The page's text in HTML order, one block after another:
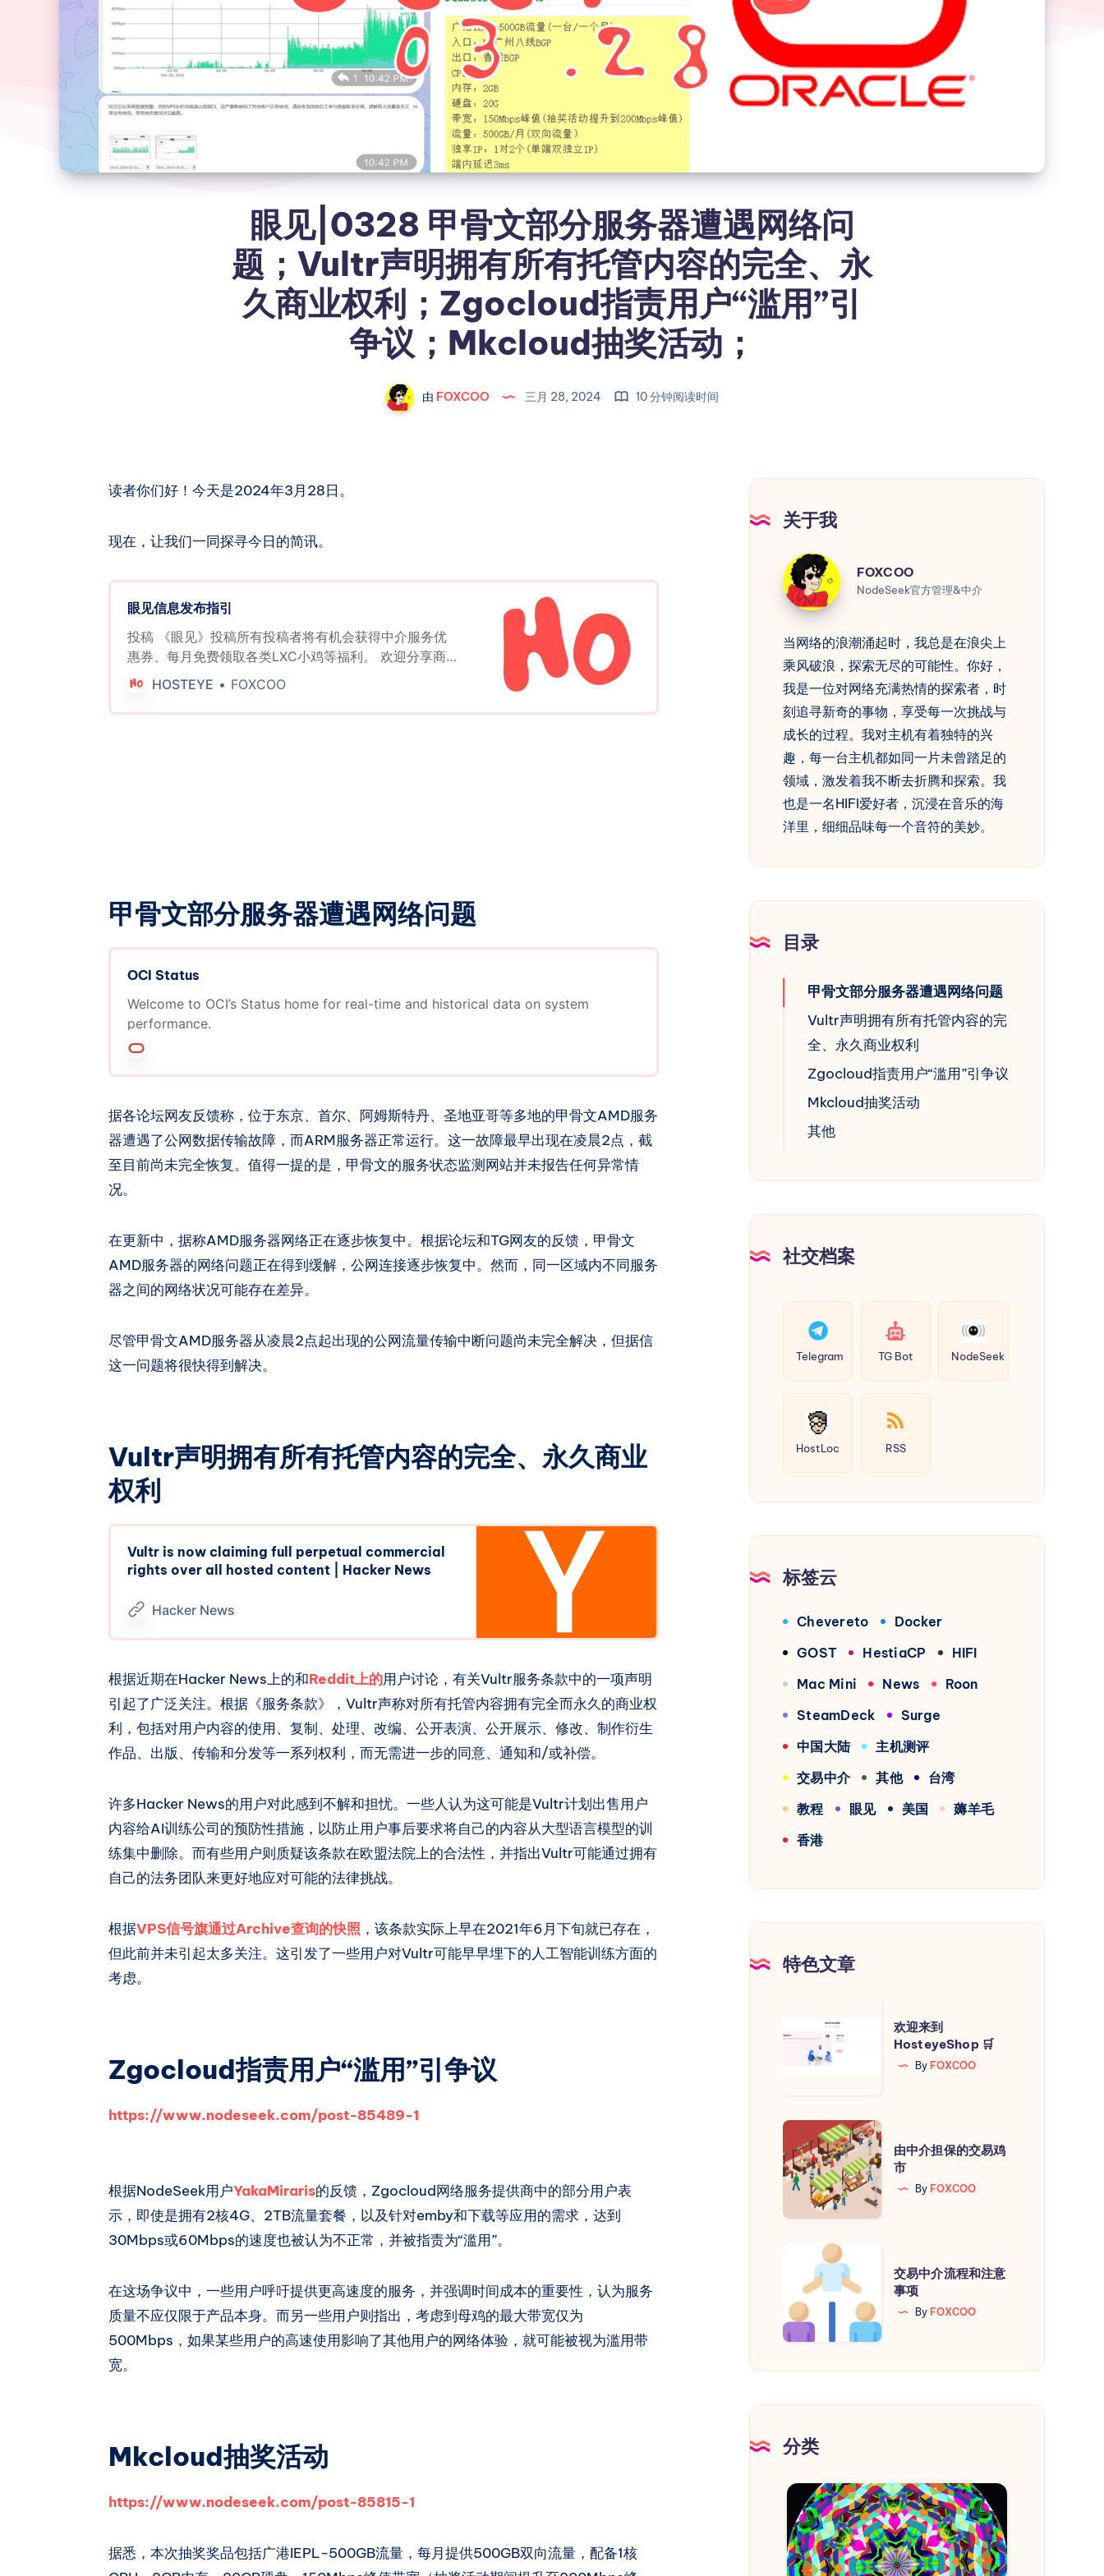
眼见|0328 甲骨文部分服务器遭遇网络问
题；Vultr声明拥有所有托管内容的完全、永
久商业权利；Zgocloud指责用户“滥用”引
争议；Mkcloud抽奖活动；
由 FOXCOO 三月 28, 2024 10 分钟阅读时间
读者你们好！今天是2024年3月28日。
现在，让我们一同探寻今日的简讯。
眼见信息发布指引
投稿 《眼见》投稿所有投稿者将有机会获得中介服务优
惠券、每月免费领取各类LXC小鸡等福利。 欢迎分享商家
活动、最新产品发布、商家/行业八卦、传家宝出售/交
易、开源项目介绍、新脚本推荐、教程推荐以及薅羊毛的
方法等等内容。请发挥你的创意。稿件内容不必限于即时
垃圾投稿数量，进行如下奖励分配： * 最多投稿数量的个
人将获得一个月的等级一的自选LXC小鸡。 * 排位第二和
第三的个人将分别获得一张中介服务免费优惠券。 月度
被采纳投稿数量统计奖励： * 每月最后一天，根据后台统
HOSTEYE FOXCOO
甲骨文部分服务器遭遇网络问题
OCI Status
Welcome to OCI’s Status home for real-time and historical data on system
performance.
据各论坛网友反馈称，位于东京、首尔、阿姆斯特丹、圣地亚哥等多地的甲骨文AMD服务
器遭遇了公网数据传输故障，而ARM服务器正常运行。这一故障最早出现在凌晨2点，截
至目前尚未完全恢复。值得一提的是，甲骨文的服务状态监测网站并未报告任何异常情
况。
在更新中，据称AMD服务器网络正在逐步恢复中。根据论坛和TG网友的反馈，甲骨文
AMD服务器的网络问题正在得到缓解，公网连接逐步恢复中。然而，同一区域内不同服务
器之间的网络状况可能存在差异。
尽管甲骨文AMD服务器从凌晨2点起出现的公网流量传输中断问题尚未完全解决，但据信
这一问题将很快得到解决。
Vultr声明拥有所有托管内容的完全、永久商业
权利
Vultr is now claiming full perpetual commercial
rights over all hosted content | Hacker News
Hacker News
根据近期在Hacker News上的和Reddit上的用户讨论，有关Vultr服务条款中的一项声明
引起了广泛关注。根据《服务条款》，Vultr声称对所有托管内容拥有完全而永久的商业权
利，包括对用户内容的使用、复制、处理、改编、公开表演、公开展示、修改、制作衍生
作品、出版、传输和分发等一系列权利，而无需进一步的同意、通知和/或补偿。
许多Hacker News的用户对此感到不解和担忧。一些人认为这可能是Vultr计划出售用户
内容给AI训练公司的预防性措施，以防止用户事后要求将自己的内容从大型语言模型的训
练集中删除。而有些用户则质疑该条款在欧盟法院上的合法性，并指出Vultr可能通过拥有
自己的法务团队来更好地应对可能的法律挑战。
根据VPS信号旗通过Archive查询的快照 ，该条款实际上早在2021年6月下旬就已存在，
但此前并未引起太多关注。这引发了一些用户对Vultr可能早早埋下的人工智能训练方面的
考虑。
Zgocloud指责用户“滥用”引争议
https://www.nodeseek.com/post-85489-1
根据NodeSeek用户YakaMiraris的反馈，Zgocloud网络服务提供商中的部分用户表
示，即使是拥有2核4G、2TB流量套餐，以及针对emby和下载等应用的需求，达到
30Mbps或60Mbps的速度也被认为不正常，并被指责为“滥用”。
在这场争议中，一些用户呼吁提供更高速度的服务，并强调时间成本的重要性，认为服务
质量不应仅限于产品本身。而另一些用户则指出，考虑到母鸡的最大带宽仅为
500Mbps，如果某些用户的高速使用影响了其他用户的网络体验，就可能被视为滥用带
宽。
Mkcloud抽奖活动
https://www.nodeseek.com/post-85815-1
据悉，本次抽奖奖品包括广港IEPL-500GB流量，每月提供500GB双向流量，配备1核
关于我
FOXCOO
FOXCOO
NodeSeek官方管理&中介
当网络的浪潮涌起时，我总是在浪尖上
乘风破浪，探索无尽的可能性。你好，
我是一位对网络充满热情的探索者，时
刻追寻新奇的事物，享受每一次挑战与
成长的过程。我对主机有着独特的兴
趣，每一台主机都如同一片未曾踏足的
领域，激发着我不断去折腾和探索。我
也是一名HIFI爱好者，沉浸在音乐的海
洋里，细细品味每一个音符的美妙。
目录
甲骨文部分服务器遭遇网络问题
Vultr声明拥有所有托管内容的完
全、永久商业权利
Zgocloud指责用户“滥用”引争议
Mkcloud抽奖活动
其他
社交档案
Telegram TG Bot NodeSeek
HostLoc RSS
标签云
Chevereto
Docker
GOST
HestiaCP
HIFI
Mac Mini
News
Roon
SteamDeck
Surge
中国大陆
主机测评
交易中介
其他
台湾
教程
眼见 美国
薅羊毛
香港
特色文章
迎
🛒
欢迎来到
HosteyeShop 🛒
By FOXCOO
由
中
介
保
鸡
市
由中介担保的交易鸡
市
By FOXCOO
中
介
流
程
意
事
项
交易中介流程和注意
事项
By FOXCOO
分类